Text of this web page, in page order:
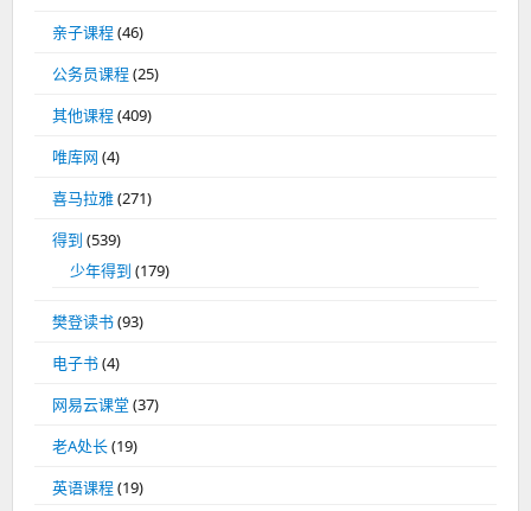
亲子课程(46)
公务员课程(25)
其他课程(409)
唯库网 (4)
喜马拉雅(271)
得到 (539)
少年得到 (179)
樊登读书(93)
电子书(4)
网易云课堂 (37)
老A处长(19)
英语课程(19)